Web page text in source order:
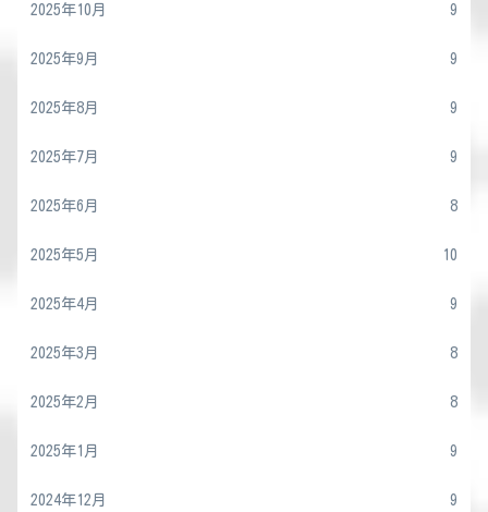
2025年10月 9
2025年9月 9
2025年8月 9
2025年7月 9
2025年6月 8
2025年5月 10
2025年4月 9
2025年3月 8
2025年2月 8
2025年1月 9
2024年12月 9